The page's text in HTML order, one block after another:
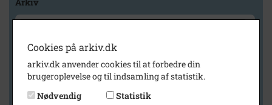
Geografi
Cookies på arkiv.dk
arkiv.dk anvender cookies til at forbedre din
brugeroplevelse og til indsamling af statistik.
Nødvendig
Statistik